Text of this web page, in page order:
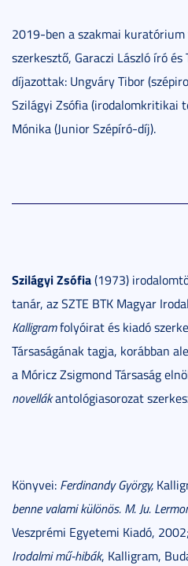
2019-ben a szakmai
szerkesztő, Garaczi László író
díjazottak: Ungváry Tibor
Szilágyi Zsófia (irodalomkritikai
Mónika (Junior Szépíró-díj).
Szilágyi Zsófia(1973)
tanár, az SZTE BTK Magyar
Kalligramfolyóirat és kiadó
Társaságának tagja, korábban
a Móricz Zsigmond Társaság
novellákantológiasorozat
Könyvei: Ferdinandy György,
benne valami különös. M. Ju.
Veszprémi Egyetemi Kiadó, 2002;
Irodalmi mű-hibák, Kalligram,